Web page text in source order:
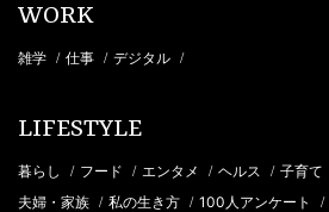
WORK
雑学 / 仕事 / デジタル /
LIFESTYLE
暮らし / フード / エンタメ / ヘルス / 子育て
夫婦・家族 / 私の生き方 / 100人アンケート /